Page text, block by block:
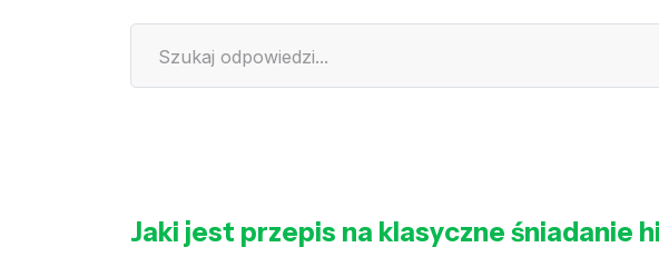
Jaki jest przepis na klasyczne śniadanie